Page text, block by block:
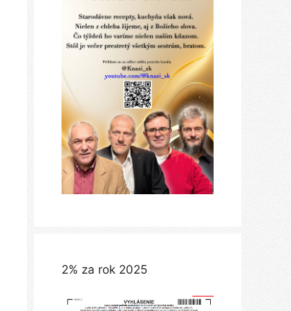
2% za rok 2025